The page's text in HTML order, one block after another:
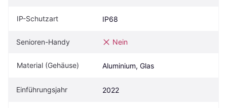
IP-Schutzart IP68
Senioren-Handy Nein
Material (Gehäuse) Aluminium, Glas
Einführungsjahr 2022